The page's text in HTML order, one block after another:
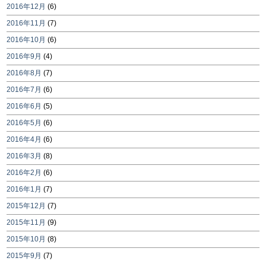
2016年12月 (6)
2016年11月 (7)
2016年10月 (6)
2016年9月 (4)
2016年8月 (7)
2016年7月 (6)
2016年6月 (5)
2016年5月 (6)
2016年4月 (6)
2016年3月 (8)
2016年2月 (6)
2016年1月 (7)
2015年12月 (7)
2015年11月 (9)
2015年10月 (8)
2015年9月 (7)